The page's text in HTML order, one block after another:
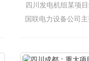
四川发电机组某项
国联电力设备公司